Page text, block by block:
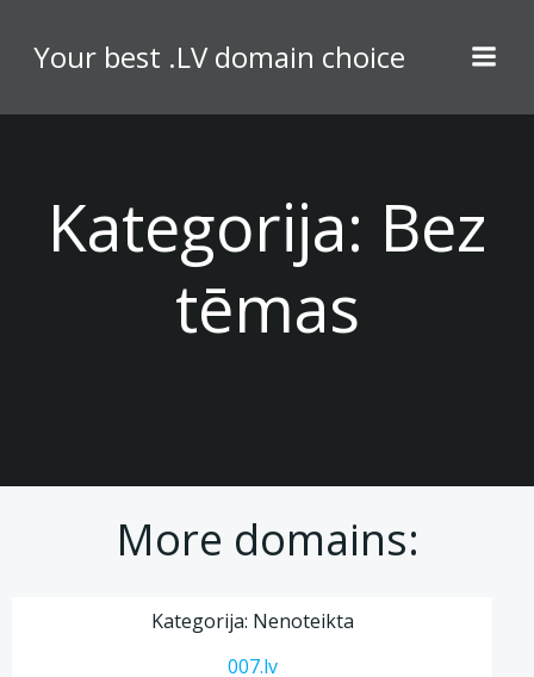
content
Your best .LV domain choice
Kategorija: Bez
tēmas
More domains:
Kategorija: Nenoteikta
007.lv